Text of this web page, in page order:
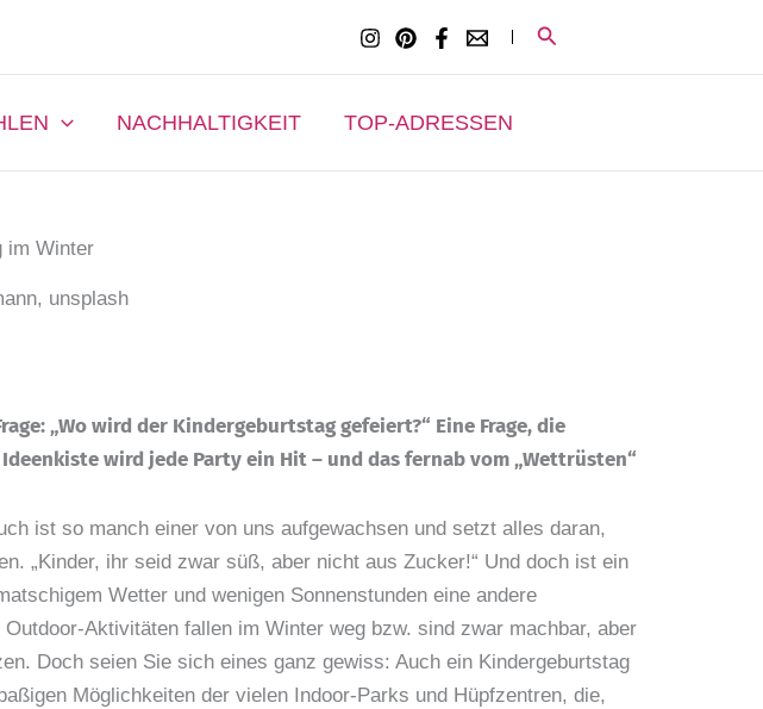
Suchen
NACHHALTIGKEIT TOP-ADRESSEN
unsplash
„Wo wird der Kindergeburtstag gefeiert?“ Eine Frage, die
wird jede Party ein Hit – und das fernab vom „Wettrüsten“
ist so manch einer von uns aufgewachsen und setzt alles daran,
„Kinder, ihr seid zwar süß, aber nicht aus Zucker!“ Und doch ist ein
Wetter und wenigen Sonnenstunden eine andere
Aktivitäten fallen im Winter weg bzw. sind zwar machbar, aber
Doch seien Sie sich eines ganz gewiss: Auch ein Kindergeburtstag
Möglichkeiten der vielen Indoor-Parks und Hüpfzentren, die,